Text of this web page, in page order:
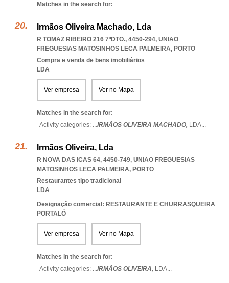
Matches in the search for:
Irmãos Oliveira Machado, Lda
R TOMAZ RIBEIRO 216 7ºDTO., 4450-294, UNIAO
FREGUESIAS MATOSINHOS LECA PALMEIRA, PORTO
Compra e venda de bens imobiliários
LDA
Ver empresa Ver no Mapa
Matches in the search for:
Activity categories: ...IRMÃOS OLIVEIRA MACHADO, LDA...
Irmãos Oliveira, Lda
R NOVA DAS ICAS 64, 4450-749, UNIAO FREGUESIAS
MATOSINHOS LECA PALMEIRA, PORTO
Restaurantes tipo tradicional
LDA
Designação comercial: RESTAURANTE E CHURRASQUEIRA
PORTALÓ
Ver empresa Ver no Mapa
Matches in the search for:
Activity categories: ...IRMÃOS OLIVEIRA, LDA...